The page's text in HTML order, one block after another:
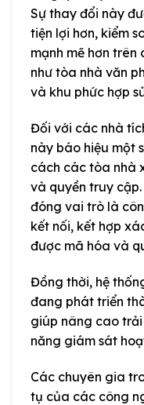
Sự thay đổi này
tiện lợi hơn, kiểm
mạnh mẽ hơn
như tòa nhà văn
và khu phức hợp
Đối với các nhà
này báo hiệu một
cách các tòa nhà
và quyền truy
đóng vai trò là
kết nối, kết hợp
được mã hóa và
Đồng thời, hệ
đang phát triển
giúp nâng cao
năng giám sát
Các chuyên gia
tụ của các công